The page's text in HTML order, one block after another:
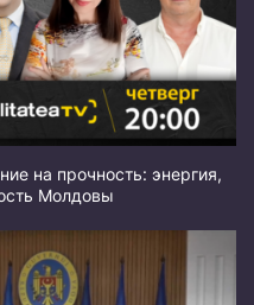
на прочность: энергия,
Молдовы